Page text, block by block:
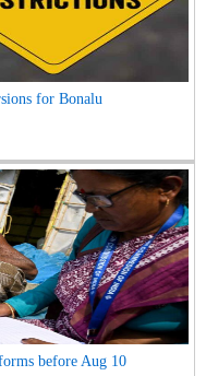
for Bonalu
before Aug 10